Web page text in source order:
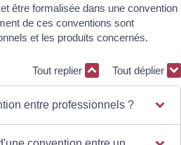
être formalisée dans une convention
de ces conventions sont
et les produits concernés.
Tout replier Tout déplier
entre professionnels ?